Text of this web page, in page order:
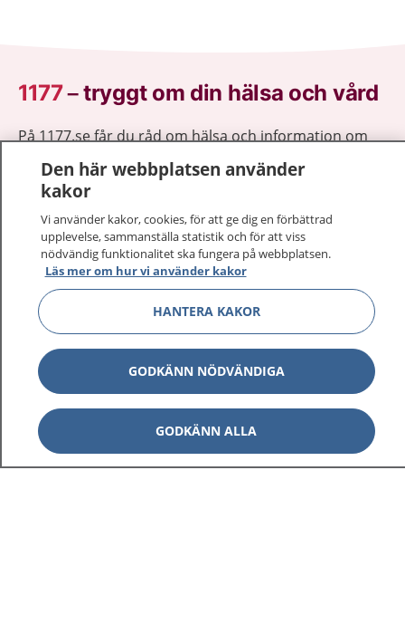
1177–tryggt om din hälsa och vård
På 1177.se får du råd om hälsa och information om
sjukdomar och vilka mottagningar du kan kontakta.
Logga in för att läsa din journal och göra dina
vårdärenden. Ring telefonnummer 1177 för
sjukvårdsrådgivning dygnet runt.
1177 ger dig råd när du vill må bättre.
1177 på flera språk Visa
Om 1177 Visa
Kontakt Visa
Den här webbplatsen använder
kakor
Vi använder kakor, cookies, för att ge dig en förbättrad
upplevelse, sammanställa statistik och för att viss
nödvändig funktionalitet ska fungera på webbplatsen.
Läs mer om hur vi använder kakor
HANTERA KAKOR
GODKÄNN NÖDVÄNDIGA
GODKÄNN ALLA